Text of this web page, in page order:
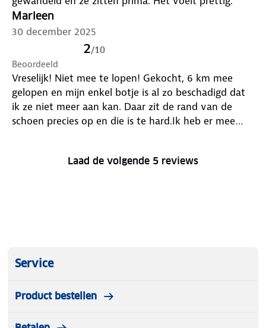
Marleen
30 december 2025
2/10
Beoordeeld
Vreselijk! Niet mee te lopen! Gekocht, 6 km mee
gelopen en mijn enkel botje is al zo beschadigd dat
ik ze niet meer aan kan. Daar zit de rand van de
schoen precies op en die is te hard.Ik heb er mee
doos meer uiteraard) NIET KOPEN dus! Zo slecht
Laad de volgende 5 reviews
Service
Product bestellen